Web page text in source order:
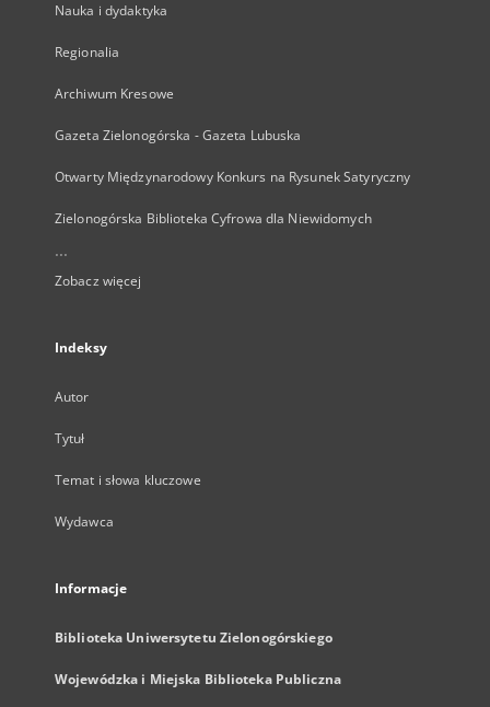
Nauka i dydaktyka
Regionalia
Archiwum Kresowe
Gazeta Zielonogórska - Gazeta Lubuska
Otwarty Międzynarodowy Konkurs na Rysunek Satyryczny
Zielonogórska Biblioteka Cyfrowa dla Niewidomych
...
Zobacz więcej
Indeksy
Autor
Tytuł
Temat i słowa kluczowe
Wydawca
Informacje
Biblioteka Uniwersytetu Zielonogórskiego
Wojewódzka i Miejska Biblioteka Publiczna